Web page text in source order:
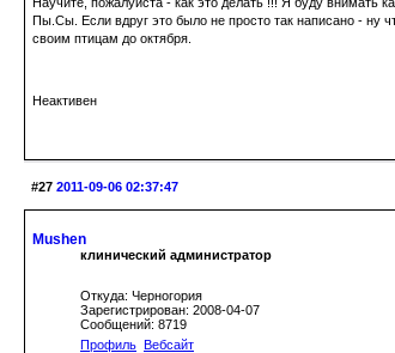
Научите, пожалуйста - как это делать !!! Я буду
Пы.Сы. Если вдруг это было не просто так написано -
своим птицам до октября.
Неактивен
#27 2011-09-06 02:37:47
Mushen
клинический администратор
Откуда: Черногория
Зарегистрирован: 2008-04-07
Сообщений: 8719
Профиль Вебсайт